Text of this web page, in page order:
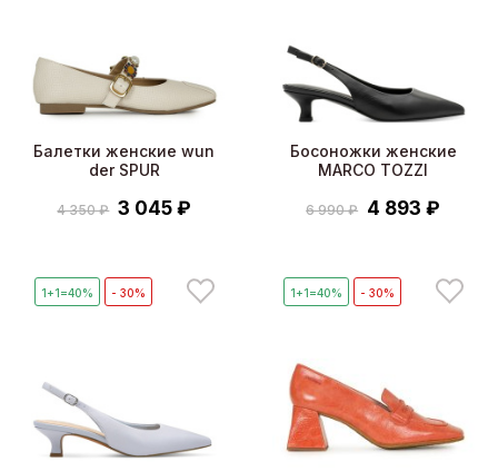
Балетки женские wun
der SPUR
4 350 ₽ 3 045 ₽
Босоножки женские
MARCO TOZZI
6 990 ₽ 4 893 ₽
1+1=40% - 30% 1+1=40% - 30%